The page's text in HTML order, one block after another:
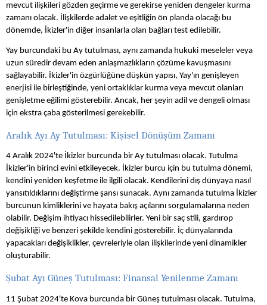
mevcut ilişkileri gözden geçirme ve gerekirse yeniden dengeler kurma
zamanı olacak. İlişkilerde adalet ve eşitliğin ön planda olacağı bu
dönemde, İkizler'in diğer insanlarla olan bağları test edilebilir.
Yay burcundaki bu Ay tutulması, aynı zamanda hukuki meseleler veya
uzun süredir devam eden anlaşmazlıkların çözüme kavuşmasını
sağlayabilir. İkizler'in özgürlüğüne düşkün yapısı, Yay'ın genişleyen
enerjisi ile birleştiğinde, yeni ortaklıklar kurma veya mevcut olanları
genişletme eğilimi gösterebilir. Ancak, her şeyin adil ve dengeli olması
için ekstra çaba gösterilmesi gerekebilir.
Aralık Ayı Ay Tutulması: Kişisel Dönüşüm Zamanı
4 Aralık 2024'te İkizler burcunda bir Ay tutulması olacak. Tutulma
İkizler'in birinci evini etkileyecek. İkizler burcu için bu tutulma dönemi,
kendini yeniden keşfetme ile ilgili olacak. Kendilerini dış dünyaya nasıl
yansıtıldıklarını değiştirme şansı sunacak. Aynı zamanda tutulma İkizler
burcunun kimliklerini ve hayata bakış açılarını sorgulamalarına neden
olabilir. Değişim ihtiyacı hissedilebilirler. Yeni bir saç stili, gardırop
değişikliği ve benzeri şekilde kendini gösterebilir. İç dünyalarında
yapacakları değişiklikler, çevreleriyle olan ilişkilerinde yeni dinamikler
oluşturabilir.
Şubat Ayı Güneş Tutulması: Finansal Yenilenme Zamanı
11 Şubat 2024'te Kova burcunda bir Güneş tutulması olacak. Tutulma,